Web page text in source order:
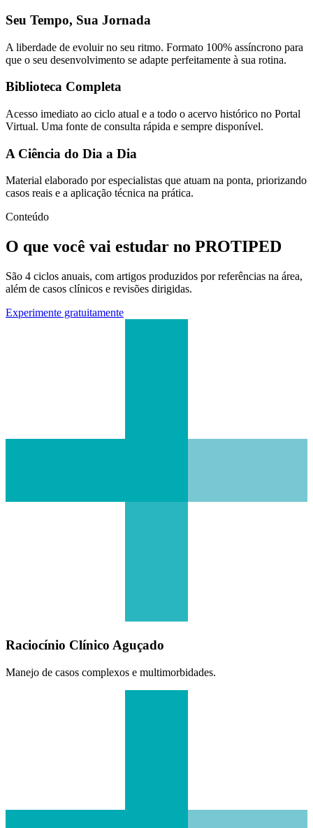
Seu Tempo, Sua Jornada
A liberdade de evoluir no seu ritmo. Formato 100% assíncrono para
que o seu desenvolvimento se adapte perfeitamente à sua rotina.
Biblioteca Completa
Acesso imediato ao ciclo atual e a todo o acervo histórico no Portal
Virtual. Uma fonte de consulta rápida e sempre disponível.
A Ciência do Dia a Dia
Material elaborado por especialistas que atuam na ponta, priorizando
casos reais e a aplicação técnica na prática.
Conteúdo
O que você vai estudar no PROTIPED
São 4 ciclos anuais, com artigos produzidos por referências na área,
além de casos clínicos e revisões dirigidas.
Experimente gratuitamente
Raciocínio Clínico Aguçado
Manejo de casos complexos e multimorbidades.